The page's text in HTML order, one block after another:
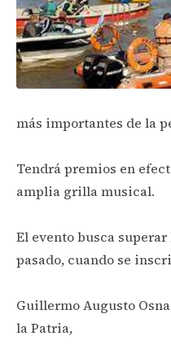
más importantes de la
Tendrá premios en
amplia grilla musical.
El evento busca
pasado, cuando se
Guillermo Augusto
la Patria,